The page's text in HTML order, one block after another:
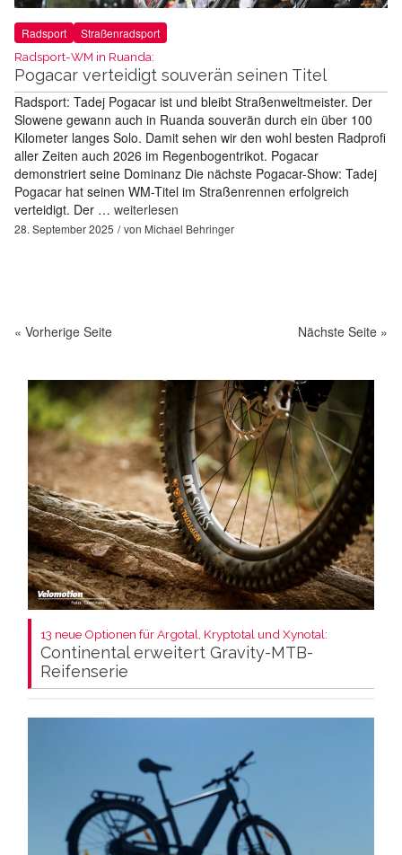
Radsport Straßenradsport
Radsport-WM in Ruanda:
Pogacar verteidigt souverän seinen Titel
Radsport: Tadej Pogacar ist und bleibt Straßenweltmeister. Der
Slowene gewann auch in Ruanda souverän durch ein über 100
Kilometer langes Solo. Damit sehen wir den wohl besten Radprofi
aller Zeiten auch 2026 im Regenbogentrikot. Pogacar
demonstriert seine Dominanz Die nächste Pogacar-Show: Tadej
Pogacar hat seinen WM-Titel im Straßenrennen erfolgreich
verteidigt. Der … weiterlesen
28. September 2025 von Michael Behringer
« Vorherige Seite Nächste Seite »
13 neue Optionen für Argotal, Kryptotal und Xynotal:
Continental erweitert Gravity-MTB-
Reifenserie